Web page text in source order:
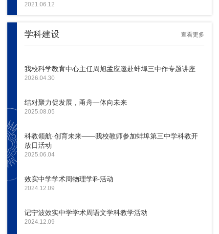
2021.06.12
学科建设 查看更多
我校科学教育中心主任周旭孟应邀赴蚌埠三中作专题讲座
2026.04.30
结对聚力促发展，甬舟一体向未来
2025.08.05
科教领航·创育未来——我校教师参加蚌埠第三中学科教开
放日活动
2025.06.04
效实中学学术周物理学科活动
2024.12.09
记宁波效实中学学术周语文学科教学活动
2024.12.09